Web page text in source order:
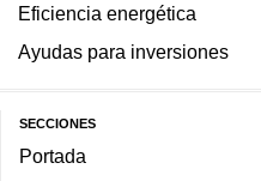
Eficiencia energética
Ayudas para inversiones
SECCIONES
Portada